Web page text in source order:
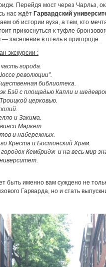
Перейдя мост через Чарльз,
нас ждёт Гарвардский
об истории вуза, а тем, кто
прикоснуться к туфле
— заселение в отель в пригороде.
экскурсии :
города.
революции”.
библиотека.
Бэй с площадью Капли и
церковью.
и Закима.
Маркет.
и набережных.
Креста и Бостонский Храм.
Кембридж и на весь мир
быть именно вам суждено не
Гарварда, но и стать